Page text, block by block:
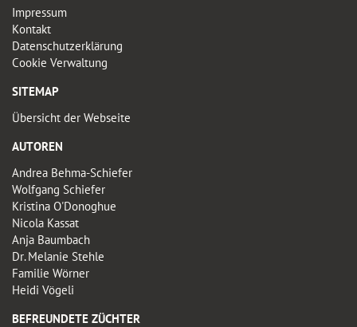
Impressum
Kontakt
Datenschutzerklärung
Cookie Verwaltung
SITEMAP
Übersicht der Webseite
AUTOREN
Andrea Behma-Schiefer
Wolfgang Schiefer
Kristina O'Donoghue
Nicola Kassat
Anja Baumbach
Dr. Melanie Stehle
Familie Wörner
Heidi Vögeli
BEFREUNDETE ZÜCHTER